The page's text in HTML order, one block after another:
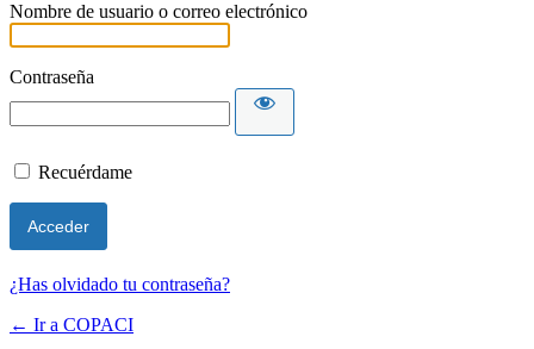
Nombre de usuario o correo electrónico
Contraseña
Recuérdame
¿Has olvidado tu contraseña?
← Ir a COPACI